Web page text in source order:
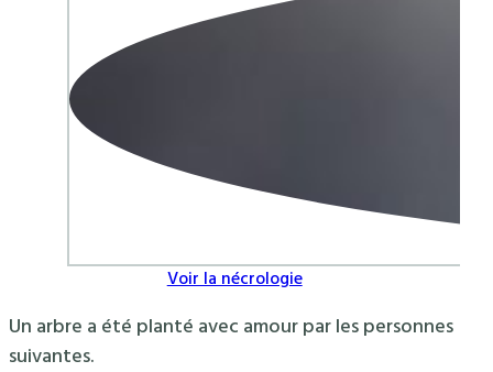
Voir la nécrologie
Un arbre a été planté avec amour par les personnes
suivantes.